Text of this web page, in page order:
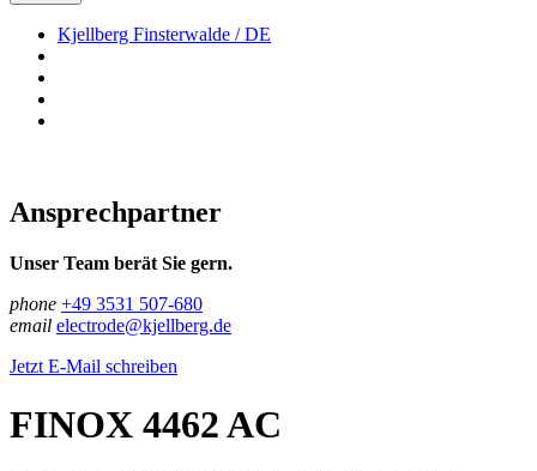
Kjellberg Finsterwalde / DE
Ansprechpartner
Unser Team berät Sie gern.
phone +49 3531 507-680
email electrode@kjellberg.de
Jetzt E-Mail schreiben
FINOX 4462 AC